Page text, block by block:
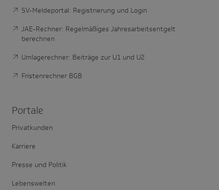
SV-Meldeportal: Registrierung und Login
JAE-Rechner: Regelmäßiges Jahresarbeitsentgelt
berechnen
Umlagerechner: Beiträge zur U1 und U2
Fristenrechner BGB
Portale
Privatkunden
Karriere
Presse und Politik
Lebenswelten